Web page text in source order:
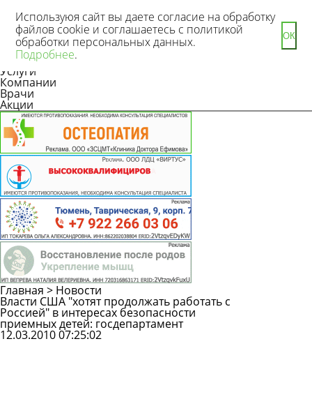
Новости
Статьи
Услуги
Компании
Врачи
Акции
Главная > Новости
Власти США "хотят продолжать работать с
Россией" в интересах безопасности
приемных детей: госдепартамент
12.03.2010 07:25:02
Используюя сайт вы даете согласие на обработку
файлов cookie и соглашаетесь с политикой
обработки персональных данных.
Подробнее.
ОК